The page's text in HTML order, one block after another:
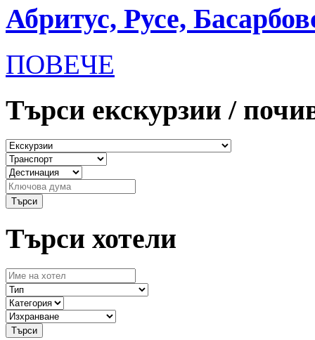
Абритус, Русе,
ПОВЕЧЕ
Търси екскурзии /
Търси хотели